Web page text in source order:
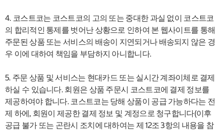
4. 코스트코는 코스트코의 고의 또는 중대한 과실 없이 코스트코
의 합리적인 통제를 벗어난 상황으로 인하여 본 웹사이트를 통해
주문된 상품 또는 서비스의 배송이 지연되거나 배송되지 않은 경
우 이에 대하여 책임을 부담하지 아니합니다.
5. 주문 상품 및 서비스는 현대카드 또는 실시간 계좌이체로 결제
하실 수 있습니다. 회원은 상품 주문시 코스트코에 결제 정보를
제공하여야 합니다. 코스트코는 당해 상품이 공급 가능하다는 전
제 하에, 회원이 제공한 결제 정보 및 계정으로 청구합니다(이후
공급 불가 또는 곤란시 조치에 대하여는 제 12조 3항의 내용을 참